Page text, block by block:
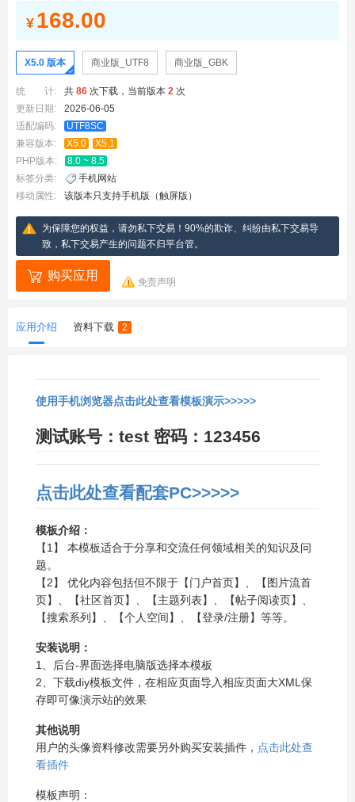
¥ 168.00
X5.0 版本 商业版_UTF8 商业版_GBK
统 计: 共 86 次下载，当前版本 2 次
更新日期:
2026-06-05
适配编码:
UTF8SC
兼容版本:
X5.0
X5.1
PHP版本:
8.0 ~ 8.5
标签分类:
手机网站
移动属性:
该版本只支持手机版（触屏版）
为保障您的权益，请勿私下交易！90%的欺诈、纠纷由私下交易导
致，私下交易产生的问题不归平台管。
购买应用 免责声明
应用介绍 资料下载 2
使用手机浏览器点击此处查看模板演示>>>>>
测试账号：test 密码：123456
点击此处查看配套PC>>>>>
模板介绍：
【1】 本模板适合于分享和交流任何领域相关的知识及问
题。
【2】 优化内容包括但不限于【门户首页】、【图片流首
页】、【社区首页】、【主题列表】、【帖子阅读页】、
【搜索系列】、【个人空间】、【登录/注册】等等。
安装说明：
1、后台-界面选择电脑版选择本模板
2、下载diy模板文件，在相应页面导入相应页面大XML保
存即可像演示站的效果
其他说明
用户的头像资料修改需要另外购买安装插件， 点击此处查
看插件
模板声明：